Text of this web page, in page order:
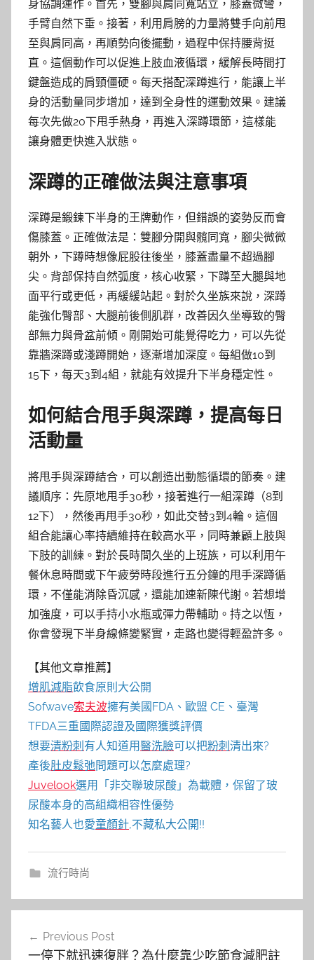
身協調運作。首先，雙腳與肩同寬站立，膝蓋微彎，
手臂自然下垂。接著，利用肩膀的力量將雙手向前甩
至與肩同高，再順勢向後擺動，過程中保持腰背挺
直。這個動作可以促進上肢血液循環，緩解長時間打
鍵盤造成的肩頸僵硬。每天搭配深蹲進行，能讓上半
身的活動量同步增加，達到全身性的運動效果。建議
每次先做20下甩手熱身，再進入深蹲環節，這樣能
讓身體更快進入狀態。
深蹲的正確做法與注意事項
深蹲是鍛鍊下半身的王牌動作，但錯誤的姿勢反而會
傷膝蓋。正確做法是：雙腳分開與髖同寬，腳尖微微
朝外，下蹲時想像屁股往後坐，膝蓋盡量不超過腳
尖。背部保持自然弧度，核心收緊，下蹲至大腿與地
面平行或更低，再緩緩站起。對於久坐族來說，深蹲
能強化臀部、大腿前後側肌群，改善因久坐導致的臀
部無力與骨盆前傾。剛開始可能覺得吃力，可以先從
靠牆深蹲或淺蹲開始，逐漸增加深度。每組做10到
15下，每天3到4組，就能有效提升下半身穩定性。
如何結合甩手與深蹲，提高每日
活動量
將甩手與深蹲結合，可以創造出動態循環的節奏。建
議順序：先原地甩手30秒，接著進行一組深蹲（8到
12下），然後再甩手30秒，如此交替3到4輪。這個
組合能讓心率持續維持在較高水平，同時兼顧上肢與
下肢的訓練。對於長時間久坐的上班族，可以利用午
餐休息時間或下午疲勞時段進行五分鐘的甩手深蹲循
環，不僅能消除昏沉感，還能加速新陳代謝。若想增
加強度，可以手持小水瓶或彈力帶輔助。持之以恆，
你會發現下半身線條變緊實，走路也變得輕盈許多。
【其他文章推薦】
增肌減脂飲食原則大公開
Sofwave索夫波擁有美國FDA、歐盟 CE、臺灣
TFDA三重國際認證及國際獲獎評價
想要清粉刺 有人知道用醫洗臉可以把粉刺 清出來?
產後肚皮鬆弛問題可以怎麼處理?
Juvelook選用「非交聯玻尿酸」為載體，保留了玻
尿酸本身的高組織相容性優勢
知名藝人也愛童顏針,不藏私大公開!!
流行時尚
Previous Post
一停下就迅速復胖？為什麼靠少吃節食減肥註